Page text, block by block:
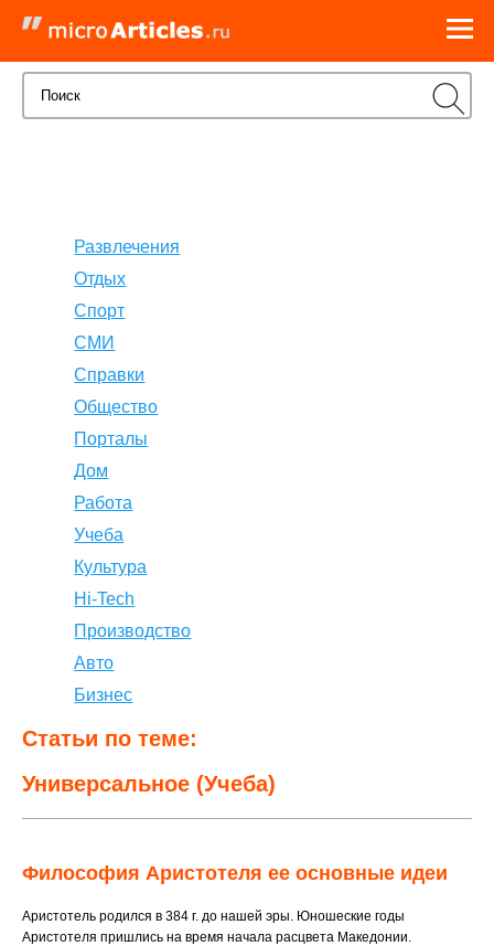
Развлечения
Отдых
Спорт
СМИ
Справки
Общество
Порталы
Дом
Работа
Учеба
Культура
Hi-Tech
Производство
Авто
Бизнес
Статьи по теме:
Универсальное (Учеба)
Философия Аристотеля ее основные идеи
Аристотель родился в 384 г. до нашей эры. Юношеские годы
Аристотеля пришлись на время начала расцвета Македонии.